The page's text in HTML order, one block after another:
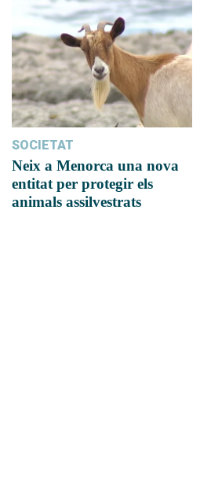
SOCIETAT
Neix a Menorca una nova
entitat per protegir els
animals assilvestrats